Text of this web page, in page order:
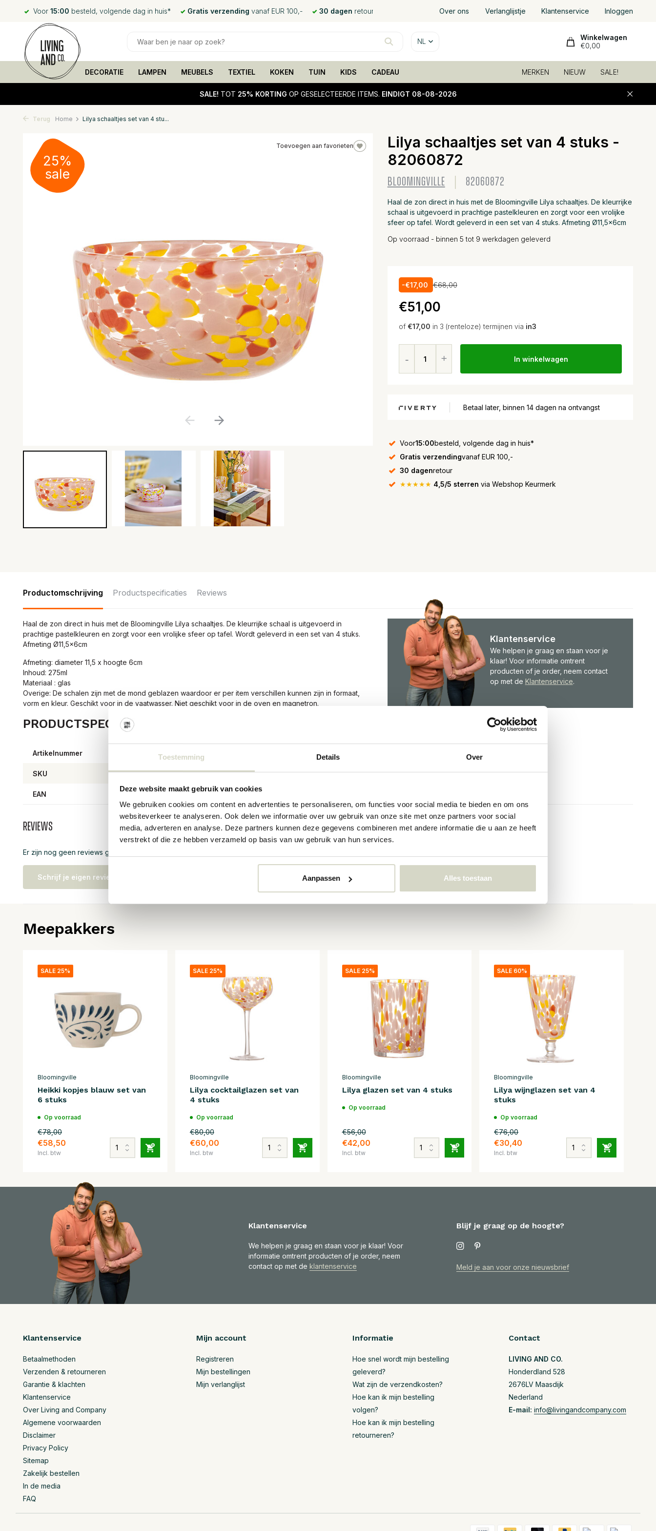
Toestemming Details Over
Deze website maakt gebruik van cookies
We gebruiken cookies om content en advertenties te personaliseren, om functies voor social media te bieden en om ons
websiteverkeer te analyseren. Ook delen we informatie over uw gebruik van onze site met onze partners voor social
media, adverteren en analyse. Deze partners kunnen deze gegevens combineren met andere informatie die u aan ze heeft
verstrekt of die ze hebben verzameld op basis van uw gebruik van hun services.
Aanpassen Alles toestaan
Voor 15:00 besteld, volgende dag in huis* Gratis verzending vanaf EUR 100,- 30 dagen retour Over ons Verlanglijstje Klantenservice Inloggen
NL
Winkelwagen
€0,00
DECORATIE LAMPEN MEUBELS TEXTIEL KOKEN TUIN KIDS CADEAU MERKEN NIEUW SALE!
SALE! TOT 25% KORTING OP GESELECTEERDE ITEMS. EINDIGT 08-08-2026
Terug Home Lilya schaaltjes set van 4 stu...
Toevoegen aan favorieten
25%
sale
25%
sale
Lilya schaaltjes set van 4 stuks -
82060872
BLOOMINGVILLE 82060872
Haal de zon direct in huis met de Bloomingville Lilya schaaltjes. De kleurrijke
schaal is uitgevoerd in prachtige pastelkleuren en zorgt voor een vrolijke
sfeer op tafel. Wordt geleverd in een set van 4 stuks. Afmeting Ø11,5x6cm
Op voorraad - binnen 5 tot 9 werkdagen geleverd
-€17,00 €68,00
€51,00
of €17,00 in 3 (renteloze) termijnen via in3
In winkelwagen
Betaal later, binnen 14 dagen na ontvangst
Voor15:00besteld, volgende dag in huis*
Gratis verzendingvanaf EUR 100,-
30 dagenretour
★★★★★ 4,5/5 sterren via Webshop Keurmerk
Productomschrijving Productspecificaties Reviews
Haal de zon direct in huis met de Bloomingville Lilya schaaltjes. De kleurrijke schaal is uitgevoerd in
prachtige pastelkleuren en zorgt voor een vrolijke sfeer op tafel. Wordt geleverd in een set van 4 stuks.
Afmeting Ø11,5x6cm
Afmeting: diameter 11,5 x hoogte 6cm
Inhoud: 275ml
Materiaal : glas
Overige: De schalen zijn met de mond geblazen waardoor er per item verschillen kunnen zijn in formaat,
vorm en kleur. Geschikt voor in de vaatwasser. Niet geschikt voor in de oven en magnetron.
PRODUCTSPECIFICATIES
Artikelnummer
SKU 82060872
EAN 5711173321605
Klantenservice
We helpen je graag en staan voor je
klaar! Voor informatie omtrent
producten of je order, neem contact
op met de Klantenservice.
Reviews
Er zijn nog geen reviews geschreven over dit product..
Schrijf je eigen review
Meepakkers
SALE 25%
Bloomingville
Heikki kopjes blauw set van
6 stuks
Op voorraad
€78,00
€58,50
Incl. btw
SALE 25%
Bloomingville
Lilya cocktailglazen set van
4 stuks
Op voorraad
€80,00
€60,00
Incl. btw
SALE 25%
Bloomingville
Lilya glazen set van 4 stuks
Op voorraad
€56,00
€42,00
Incl. btw
SALE 60%
Bloomingville
Lilya wijnglazen set van 4
stuks
Op voorraad
€76,00
€30,40
Incl. btw
Klantenservice
We helpen je graag en staan voor je klaar! Voor
informatie omtrent producten of je order, neem
contact op met de klantenservice
Blijf je graag op de hoogte?
Meld je aan voor onze nieuwsbrief
Klantenservice
Betaalmethoden
Verzenden & retourneren
Garantie & klachten
Klantenservice
Over Living and Company
Algemene voorwaarden
Disclaimer
Privacy Policy
Sitemap
Zakelijk bestellen
In de media
FAQ
Mijn account
Registreren
Mijn bestellingen
Mijn verlanglijst
Informatie
Hoe snel wordt mijn bestelling
geleverd?
Wat zijn de verzendkosten?
Hoe kan ik mijn bestelling
volgen?
Hoe kan ik mijn bestelling
retourneren?
Contact
LIVING AND CO.
Honderdland 528
2676LV Maasdijk
Nederland
E-mail: info@livingandcompany.com